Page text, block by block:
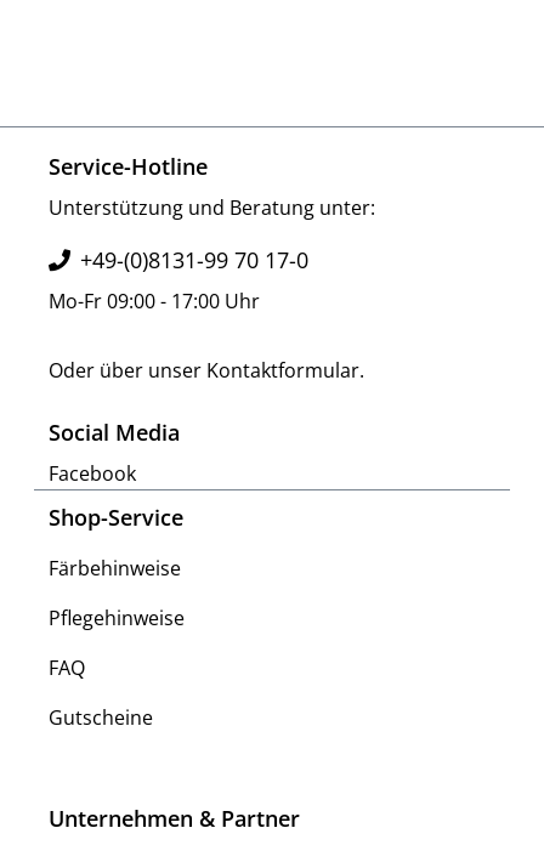
Service-Hotline
Unterstützung und Beratung unter:
+49-(0)8131-99 70 17-0
Mo-Fr 09:00 - 17:00 Uhr
Oder über unser Kontaktformular.
Social Media
Facebook
Shop-Service
Färbehinweise
Pflegehinweise
FAQ
Gutscheine
Unternehmen & Partner